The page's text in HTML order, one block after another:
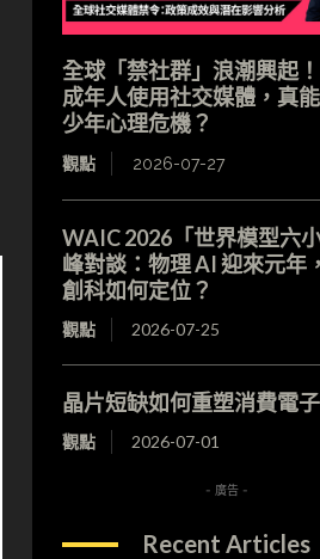
全球「禁社群」浪潮興起
成年人使用社交媒體，真
少年心理危機？
觀點 2026-07-27
WAIC 2026「世界模型六
峰對談：物理 AI 迎來元年
創科如何定位？
觀點 2026-07-25
晶片短缺如何重塑消費電
觀點 2026-07-01
- 廣告 -
Recent Articles